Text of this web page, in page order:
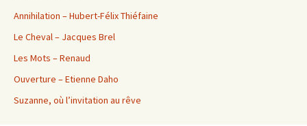
Annihilation – Hubert-Félix Thiéfaine
Le Cheval – Jacques Brel
Les Mots – Renaud
Ouverture – Etienne Daho
Suzanne, où l’invitation au rêve